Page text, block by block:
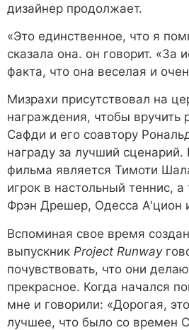
дизайнер продолжает.
«Это единственное, что я
сказала она. он говорит. «За
факта, что она веселая и
Мизрахи присутствовал на
награждения, чтобы
Сафди и его соавтору
награду за лучший
фильма является Тимоти
игрок в настольный теннис,
Фрэн Дрешер, Одесса А'цион
Вспоминая свое время
выпускник Project Runway
почувствовать, что они
прекрасное. Когда начался
мне и говорили: «Дорогая,
лучшее, что было со времен